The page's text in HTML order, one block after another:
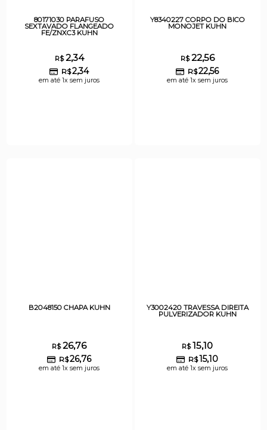
80171030 PARAFUSO
SEXTAVADO FLANGEADO
FE/ZNXC3 KUHN
R$2,34
R$2,34
em até 1x sem juros
Y8340227 CORPO DO BICO
MONOJET KUHN
R$22,56
R$22,56
em até 1x sem juros
B2048150 CHAPA KUHN
R$26,76
R$26,76
em até 1x sem juros
Y3002420 TRAVESSA DIREITA
PULVERIZADOR KUHN
R$15,10
R$15,10
em até 1x sem juros